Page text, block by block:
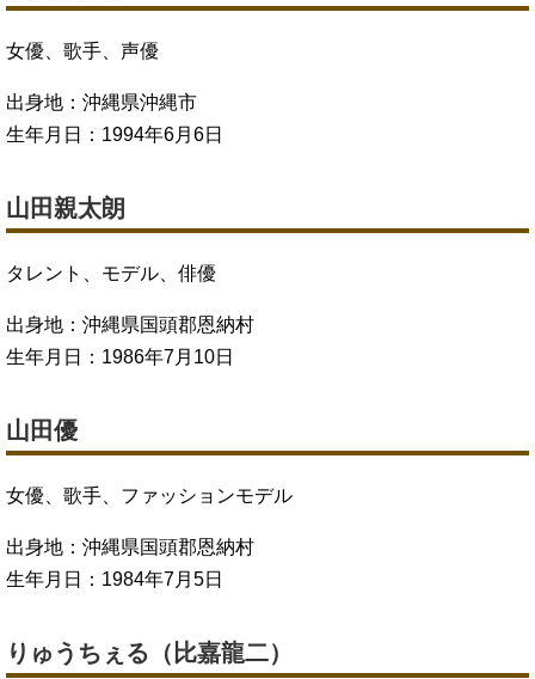
女優、歌手、声優
出身地：沖縄県沖縄市
生年月日：1994年6月6日
山田親太朗
タレント、モデル、俳優
出身地：沖縄県国頭郡恩納村
生年月日：1986年7月10日
山田優
女優、歌手、ファッションモデル
出身地：沖縄県国頭郡恩納村
生年月日：1984年7月5日
りゅうちぇる（比嘉龍二）